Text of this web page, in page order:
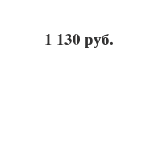
1 130 руб.